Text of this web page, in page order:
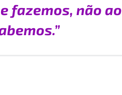
fazemos, não ao